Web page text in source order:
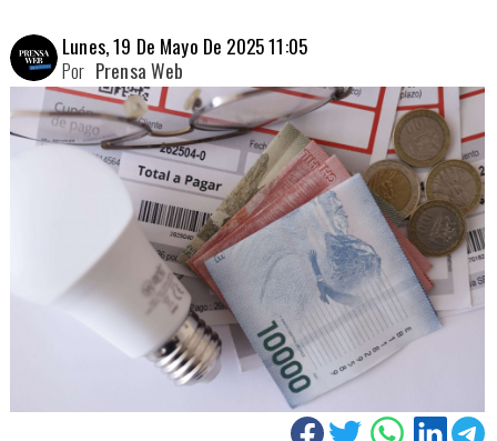
Lunes, 19 De Mayo De 2025 11:05
Prensa Web
Por